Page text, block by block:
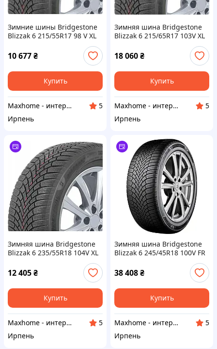
Зимние шины Bridgestone
Blizzak 6 215/55R17 98 V XL
10 677₴
Купить
Maxhome - интернет магазин
5
Ирпень
Зимняя шина Bridgestone
Blizzak 6 215/65R17 103V XL
18 060₴
Купить
Maxhome - интернет магазин
5
Ирпень
Зимняя шина Bridgestone
Blizzak 6 235/55R18 104V XL
12 405₴
Купить
Maxhome - интернет магазин
5
Ирпень
Зимняя шина Bridgestone
Blizzak 6 245/45R18 100V FR
38 408₴
Купить
Maxhome - интернет магазин
5
Ирпень